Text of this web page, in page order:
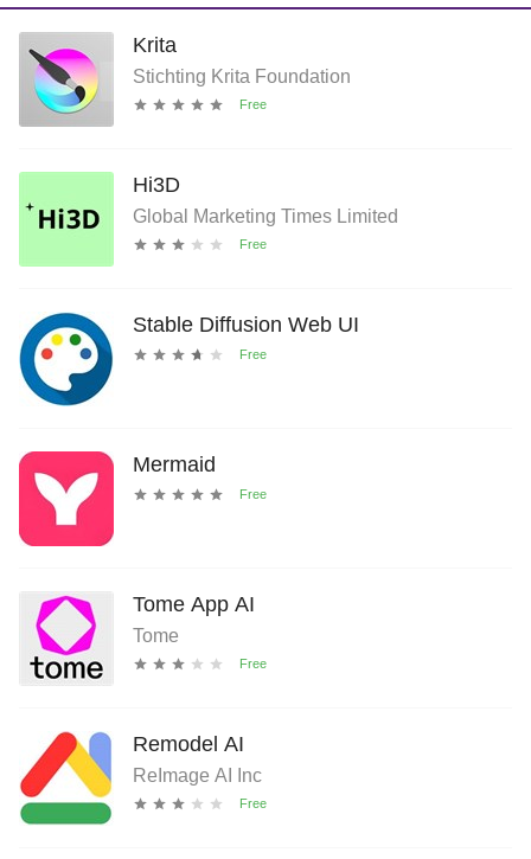
Krita
Stichting Krita Foundation
Hi3D
Global Marketing Times Limited
Stable Diffusion Web UI
Mermaid
Tome App AI
Tome
Remodel AI
ReImage AI Inc